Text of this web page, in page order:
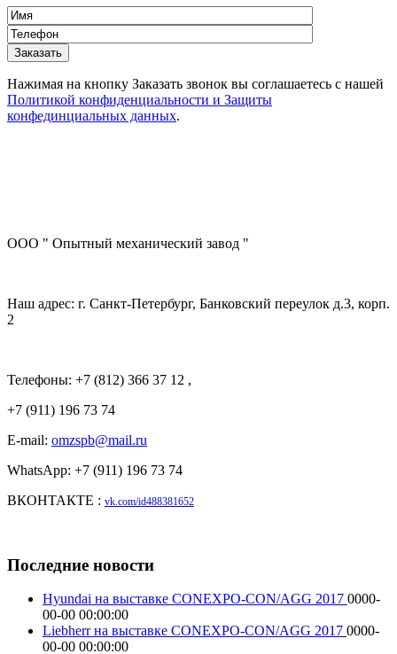
Нажимая на кнопку Заказать звонок вы соглашаетесь с нашей
Политикой конфиденциальности и Защиты
конфединциальных данных.
ООО " Опытный механический завод "
Наш адрес: г. Санкт-Петербург, Банковский переулок д.3, корп.
2
Телефоны: +7 (812) 366 37 12 ,
+7 (911) 196 73 74
E-mail: omzspb@mail.ru
WhatsApp: +7 (911) 196 73 74
ВКОНТАКТЕ : vk.com/id488381652
Последние новости
Hyundai на выставке CONEXPO-CON/AGG 2017 0000-
00-00 00:00:00
Liebherr на выставке CONEXPO-CON/AGG 2017 0000-
00-00 00:00:00